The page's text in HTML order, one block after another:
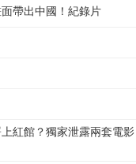
帶出中國！紀錄片
紅館？獨家泄露兩套電影